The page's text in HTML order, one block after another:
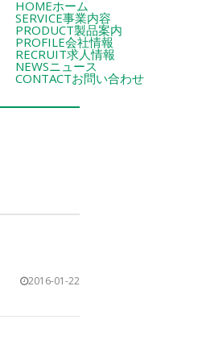
HOMEホーム
SERVICE事業内容
PRODUCT製品案内
PROFILE会社情報
RECRUIT求人情報
NEWSニュース
CONTACTお問い合わせ
2016-01-22